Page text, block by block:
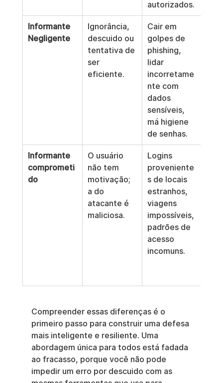
autorizados.
Informante
Negligente
Ignorância,
descuido ou
tentativa de
ser
eficiente.
Cair em
golpes de
phishing,
lidar
incorretame
nte com
dados
sensíveis,
má higiene
de senhas.
Informante
comprometi
do
O usuário
não tem
motivação;
a do
atacante é
maliciosa.
Logins
proveniente
s de locais
estranhos,
viagens
impossíveis,
padrões de
acesso
incomuns.
Compreender essas diferenças é o
primeiro passo para construir uma defesa
mais inteligente e resiliente. Uma
abordagem única para todos está fadada
ao fracasso, porque você não pode
impedir um erro por descuido com as